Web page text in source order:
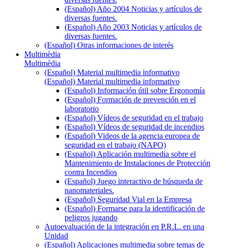
(Español) Año 2004 Noticias y artículos de
diversas fuentes.
(Español) Año 2003 Noticias y artículos de
diversas fuentes.
(Español) Otras informaciones de interés
Multimèdia
Multimèdia
(Español) Material multimedia informativo
(Español) Material multimedia informativo
(Español) Información útil sobre Ergonomía
(Español) Formación de prevención en el
laboratorio
(Español) Vídeos de seguridad en el trabajo
(Español) Vídeos de seguridad de incendios
(Español) Videos de la agencia europea de
seguridad en el trabajo (NAPO)
(Español) Aplicación multimedia sobre el
Mantenimiento de Instalaciones de Protección
contra Incendios
(Español) Juego interactivo de búsqueda de
nanomateriales.
(Español) Seguridad Vial en la Empresa
(Español) Formarse para la identificación de
peligros jugando
Autoevaluación de la integración en P.R.L. en una
Unidad
(Español) Aplicaciones multimedia sobre temas de